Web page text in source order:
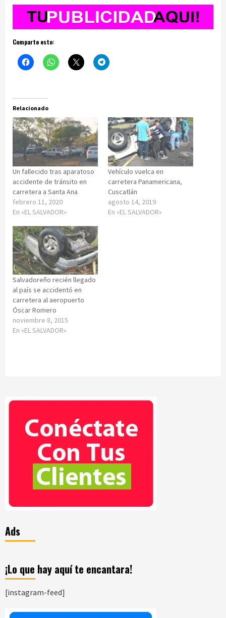
Comparte esto:
Relacionado
Un fallecido tras aparatoso
accidente de tránsito en
carretera a Santa Ana
febrero 11, 2020
En «EL SALVADOR»
Vehículo vuelca en
carretera Panamericana,
Cuscatlán
agosto 14, 2019
En «EL SALVADOR»
Salvadoreño recién llegado
al país se accidentó en
carretera al aeropuerto
Óscar Romero
noviembre 8, 2015
En «EL SALVADOR»
Ads
¡Lo que hay aquí te encantara!
[instagram-feed]